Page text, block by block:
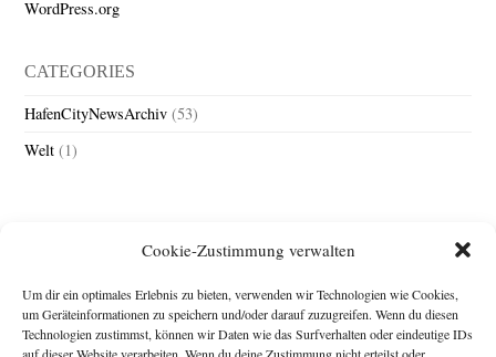
Cookie-Zustimmung verwalten
Um dir ein optimales Erlebnis zu bieten, verwenden wir Technologien wie Cookies,
um Geräteinformationen zu speichern und/oder darauf zuzugreifen. Wenn du diesen
Technologien zustimmst, können wir Daten wie das Surfverhalten oder eindeutige IDs
auf dieser Website verarbeiten. Wenn du deine Zustimmung nicht erteilst oder
WordPress.org
CATEGORIES
HafenCityNewsArchiv (53)
Welt (1)
Impressum